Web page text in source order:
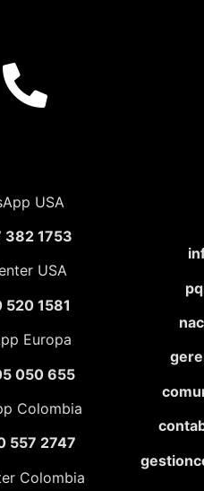
USA
382 1753
USA
520 1581
Europa
050 655
Colombia
557 2747
Colombia